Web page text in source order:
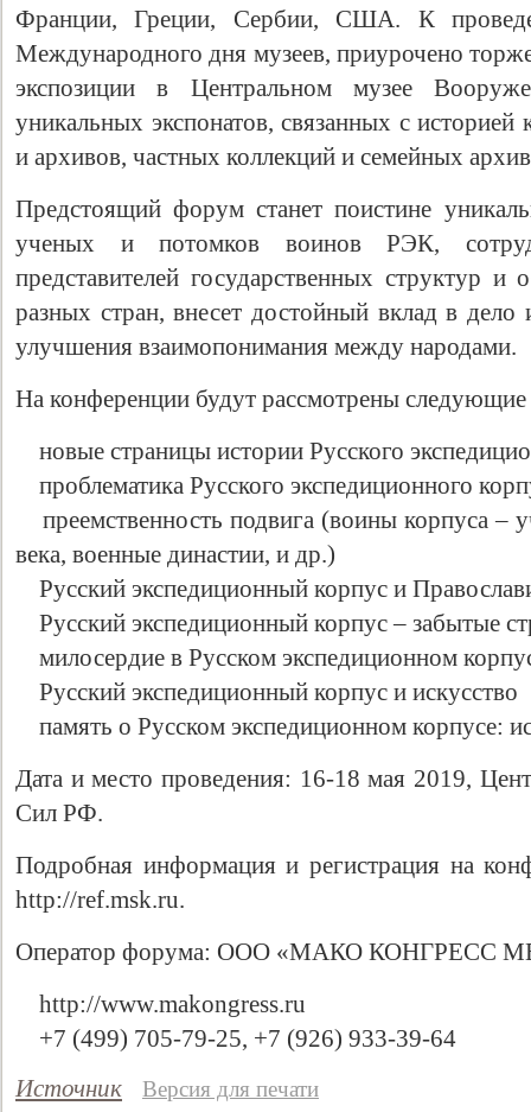
Франции, Греции, Сербии, США. К
Международного дня музеев, приурочено
экспозиции в Центральном музее
уникальных экспонатов, связанных с историей
и архивов, частных коллекций и семейных
Предстоящий форум станет поистине
ученых и потомков воинов РЭК,
представителей государственных структур и
разных стран, внесет достойный вклад в дело
улучшения взаимопонимания между народами.
На конференции будут рассмотрены
новые страницы истории Русского
проблематика Русского экспедиционного
преемственность подвига (воины корпуса –
века, военные династии, и др.)
Русский экспедиционный корпус и
Русский экспедиционный корпус – забытые
милосердие в Русском экспедиционном
Русский экспедиционный корпус и искусство
память о Русском экспедиционном корпусе:
Дата и место проведения: 16-18 мая 2019,
Сил РФ.
Подробная информация и регистрация на
http://ref.msk.ru.
Оператор форума: OOO «МАКО
http://www.makongress.ru
+7 (499) 705-79-25, +7 (926) 933-39-64
Источник
Версия для печати
Свидетельство